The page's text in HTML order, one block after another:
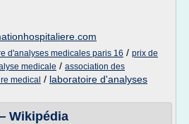
d'analyses medicales paris 16 / prix de
medicale / association des
medical / laboratoire d'analyses
Wikipédia